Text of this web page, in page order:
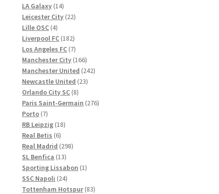
LA Galaxy 1414
Produkte
Leicester City 2222
Lille OSC 44
Produkte
Liverpool FC 182182
Produkte
Los Angeles FC 77
Produkte
Manchester City 166166
Produkte
Manchester United 242242
Newcastle United 2323
Orlando City SC 88
Produkte
Paris Saint-Germain 276276
Porto 77
Produkte
RB Leipzig 1818
Real Betis 66
Produkte
Real Madrid 298298
SL Benfica 1313
Produkte
Sporting Lissabon 11
SSC Napoli 2424
Produkte
Tottenham Hotspur 8383